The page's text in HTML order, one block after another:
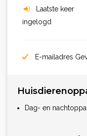
Laatste keer
ingelogd
E-mailadres
Dag- en